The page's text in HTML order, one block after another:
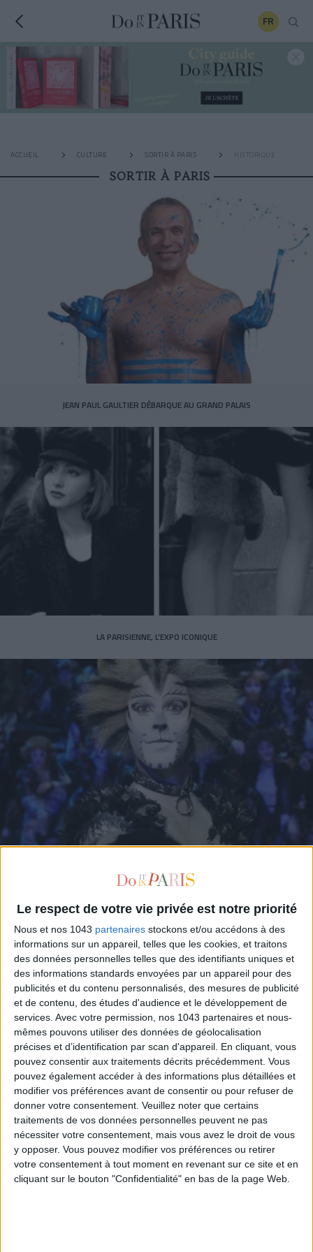
Le respect de votre vie privée est notre priorité
Nous et nos 1043 partenaires stockons et/ou accédons à des
informations sur un appareil, telles que les cookies, et traitons
des données personnelles telles que des identifiants uniques et
des informations standards envoyées par un appareil pour des
publicités et du contenu personnalisés, des mesures de publicité
et de contenu, des études d'audience et le développement de
services. Avec votre permission, nos 1043 partenaires et nous-
mêmes pouvons utiliser des données de géolocalisation
précises et d’identification par scan d'appareil. En cliquant, vous
pouvez consentir aux traitements décrits précédemment. Vous
pouvez également accéder à des informations plus détaillées et
modifier vos préférences avant de consentir ou pour refuser de
donner votre consentement. Veuillez noter que certains
traitements de vos données personnelles peuvent ne pas
nécessiter votre consentement, mais vous avez le droit de vous
y opposer. Vous pouvez modifier vos préférences ou retirer
votre consentement à tout moment en revenant sur ce site et en
cliquant sur le bouton "Confidentialité" en bas de la page Web.
FR
ACCUEIL CULTURE SORTIR À PARIS HISTORIQUE
SORTIR À PARIS
JEAN PAUL GAULTIER DÉBARQUE AU GRAND PALAIS
LA PARISIENNE, L’EXPO ICONIQUE
L’EXPO CULTE SUR JACKIE KENNEDY